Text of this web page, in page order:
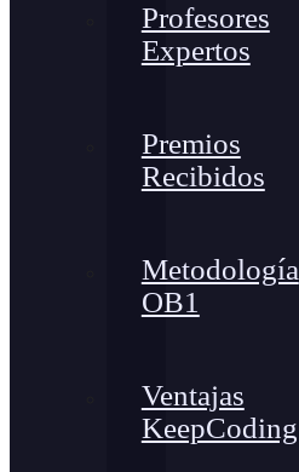
Profesores
Expertos
Premios
Recibidos
Metodología
OB1
Ventajas
KeepCoding